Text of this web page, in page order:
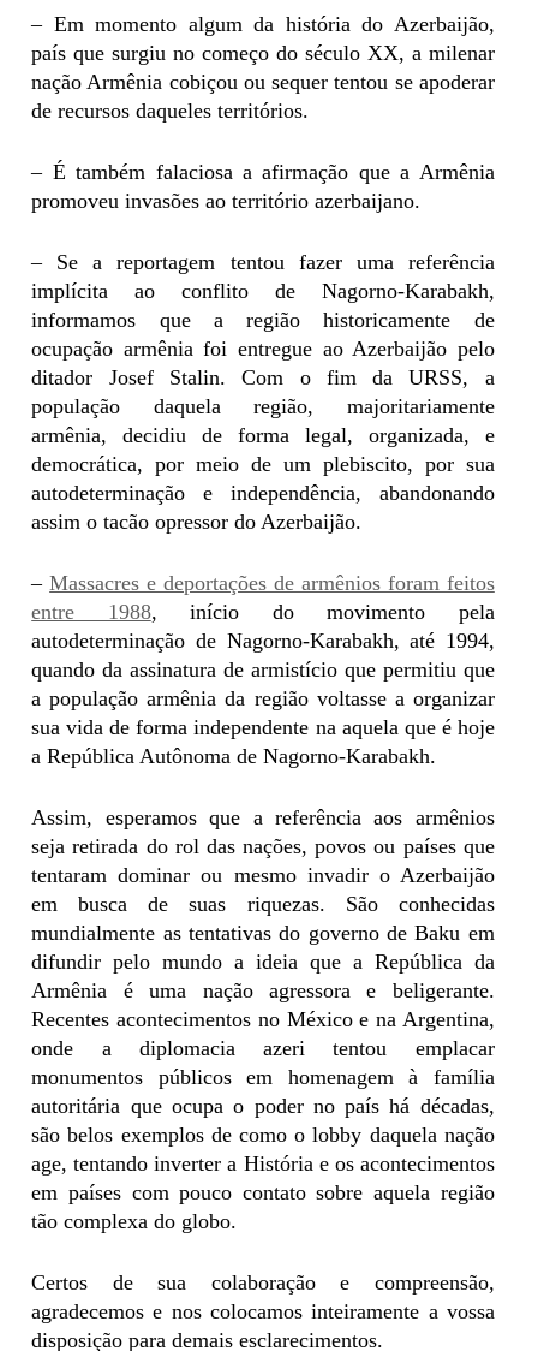
– Em momento algum da história do Azerbaijão,
país que surgiu no começo do século XX, a milenar
nação Armênia cobiçou ou sequer tentou se apoderar
de recursos daqueles territórios.
– É também falaciosa a afirmação que a Armênia
promoveu invasões ao território azerbaijano.
– Se a reportagem tentou fazer uma referência
implícita ao conflito de Nagorno-Karabakh,
informamos que a região historicamente de
ocupação armênia foi entregue ao Azerbaijão pelo
ditador Josef Stalin. Com o fim da URSS, a
população daquela região, majoritariamente
armênia, decidiu de forma legal, organizada, e
democrática, por meio de um plebiscito, por sua
autodeterminação e independência, abandonando
assim o tacão opressor do Azerbaijão.
–Massacres e deportações de armênios foram feitos
entre 1988, início do movimento pela
autodeterminação de Nagorno-Karabakh, até 1994,
quando da assinatura de armistício que permitiu que
a população armênia da região voltasse a organizar
sua vida de forma independente na aquela que é hoje
a República Autônoma de Nagorno-Karabakh.
Assim, esperamos que a referência aos armênios
seja retirada do rol das nações, povos ou países que
tentaram dominar ou mesmo invadir o Azerbaijão
em busca de suas riquezas. São conhecidas
mundialmente as tentativas do governo de Baku em
difundir pelo mundo a ideia que a República da
Armênia é uma nação agressora e beligerante.
Recentes acontecimentos no México e na Argentina,
onde a diplomacia azeri tentou emplacar
monumentos públicos em homenagem à família
autoritária que ocupa o poder no país há décadas,
são belos exemplos de como o lobby daquela nação
age, tentando inverter a História e os acontecimentos
em países com pouco contato sobre aquela região
tão complexa do globo.
Certos de sua colaboração e compreensão,
agradecemos e nos colocamos inteiramente a vossa
disposição para demais esclarecimentos.